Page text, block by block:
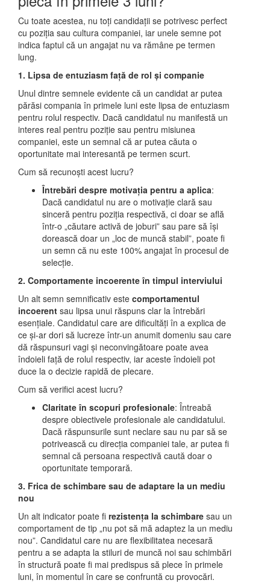
Cu toate acestea, nu toți candidații se potrivesc perfect
cu poziția sau cultura companiei, iar unele semne pot
indica faptul că un angajat nu va rămâne pe termen
lung.
1. Lipsa de entuziasm față de rol și companie
Unul dintre semnele evidente că un candidat ar putea
părăsi compania în primele luni este lipsa de entuziasm
pentru rolul respectiv. Dacă candidatul nu manifestă un
interes real pentru poziție sau pentru misiunea
companiei, este un semnal că ar putea căuta o
oportunitate mai interesantă pe termen scurt.
Cum să recunoști acest lucru?
Întrebări despre motivația pentru a aplica:
Dacă candidatul nu are o motivație clară sau
sinceră pentru poziția respectivă, ci doar se află
într-o „căutare activă de joburi” sau pare să își
dorească doar un „loc de muncă stabil”, poate fi
un semn că nu este 100% angajat în procesul de
selecție.
2. Comportamente incoerente în timpul interviului
Un alt semn semnificativ este comportamentul
incoerent sau lipsa unui răspuns clar la întrebări
esențiale. Candidatul care are dificultăți în a explica de
ce și-ar dori să lucreze într-un anumit domeniu sau care
dă răspunsuri vagi și neconvingătoare poate avea
îndoieli față de rolul respectiv, iar aceste îndoieli pot
duce la o decizie rapidă de plecare.
Cum să verifici acest lucru?
Claritate în scopuri profesionale: Întreabă
despre obiectivele profesionale ale candidatului.
Dacă răspunsurile sunt neclare sau nu par să se
potrivească cu direcția companiei tale, ar putea fi
semnal că persoana respectivă caută doar o
oportunitate temporară.
3. Frica de schimbare sau de adaptare la un mediu
nou
Un alt indicator poate fi rezistența la schimbare sau un
comportament de tip „nu pot să mă adaptez la un mediu
nou”. Candidatul care nu are flexibilitatea necesară
pentru a se adapta la stiluri de muncă noi sau schimbări
în structură poate fi mai predispus să plece în primele
luni, în momentul în care se confruntă cu provocări.